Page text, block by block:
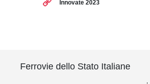
Innovate 2023
Ferrovie dello Stato Italiane